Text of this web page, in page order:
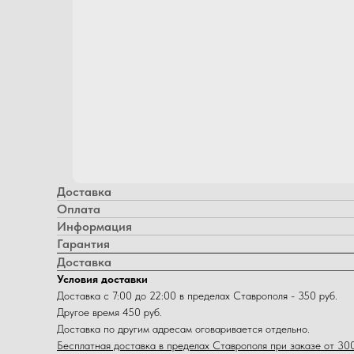
Доставка
Оплата
Информация
Гарантия
Доставка
Условия доставки
Доставка с 7:00 до 22:00 в пределах Ставрополя - 350 руб.
Другое время 450 руб.
Доставка по другим адресам оговаривается отдельно.
Бесплатная доставка в пределах Ставрополя при заказе от